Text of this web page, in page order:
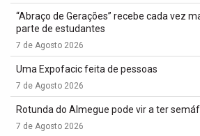
“Abraço de Gerações” recebe cada vez
parte de estudantes
7 de Agosto 2026
Uma Expofacic feita de pessoas
7 de Agosto 2026
Rotunda do Almegue pode vir a ter
7 de Agosto 2026